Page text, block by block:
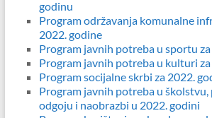
godinu
Program održavanja komunalne
2022. godine
Program javnih potreba u sportu
Program javnih potreba u kulturi
Program socijalne skrbi za 2022.
Program javnih potreba u
odgoju i naobrazbi u 2022. godini